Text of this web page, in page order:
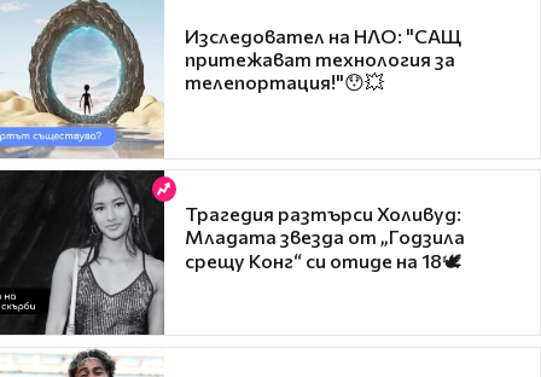
Изследовател на НЛО: "САЩ
притежават технология за
телепортация!"😯💥
Трагедия разтърси Холивуд:
Младата звезда от „Годзила
срещу Конг“ си отиде на 18🕊️